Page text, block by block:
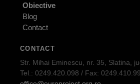
Obiective
Blog
Contact
CONTACT
Str. Mihai Eminescu, nr. 35, Slatina,
Tel.: 0249.420.098 / Fax: